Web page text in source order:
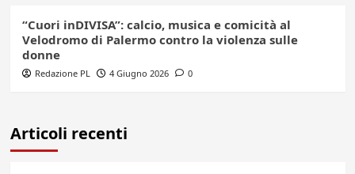
“Cuori inDIVISA”: calcio, musica e comicità al
Velodromo di Palermo contro la violenza sulle
donne
Redazione PL 4 Giugno 2026 0
Articoli recenti